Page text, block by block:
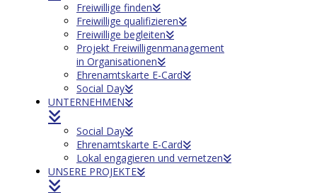
Freiwillige finden
Freiwillige qualifizieren
Freiwillige begleiten
Projekt Freiwilligenmanagement
in Organisationen
Ehrenamtskarte E-Card
Social Day
UNTERNEHMEN
Social Day
Ehrenamtskarte E-Card
Lokal engagieren und vernetzen
UNSERE PROJEKTE